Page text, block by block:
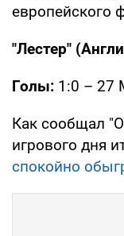
европейского
"Лестер"
Голы: 1:0 – 27
Как сообщал
игрового дня
спокойно